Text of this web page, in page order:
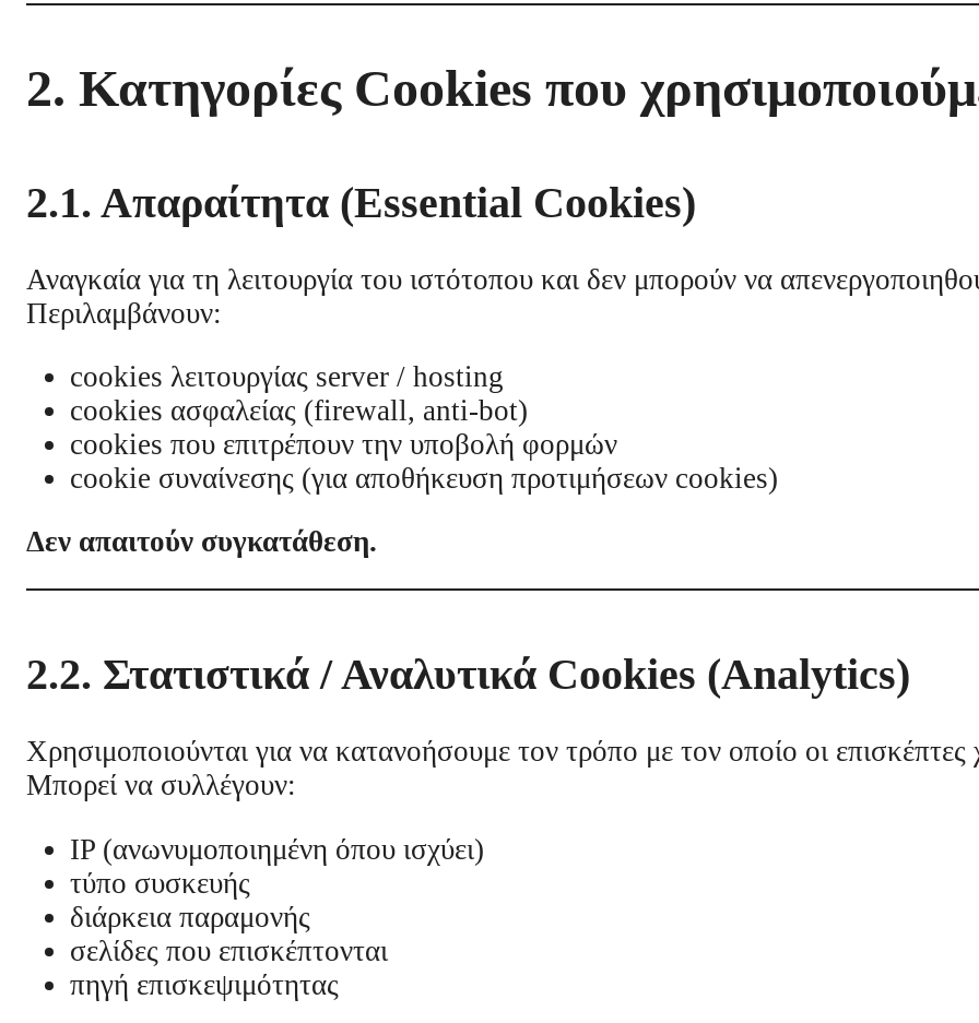
2. Κατηγορίες Cookies που
2.1. Απαραίτητα (Essential Cookies)
Αναγκαία για τη λειτουργία του ιστότοπου και δεν μπορούν να
Περιλαμβάνουν:
cookies λειτουργίας server / hosting
cookies ασφαλείας (firewall, anti-bot)
cookies που επιτρέπουν την υποβολή φορμών
cookie συναίνεσης (για αποθήκευση προτιμήσεων cookies)
Δεν απαιτούν συγκατάθεση.
2.2. Στατιστικά / Αναλυτικά Cookies (Analytics)
Χρησιμοποιούνται για να κατανοήσουμε τον τρόπο με τον οποίο οι
Μπορεί να συλλέγουν:
IP (ανωνυμοποιημένη όπου ισχύει)
τύπο συσκευής
διάρκεια παραμονής
σελίδες που επισκέπτονται
πηγή επισκεψιμότητας